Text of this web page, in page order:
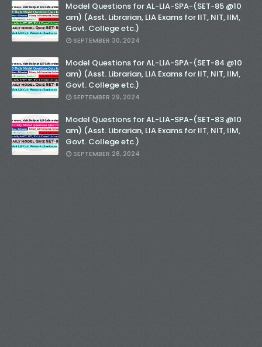
Model Questions for AL-LIA-SPA-(SET-85 @10
am) (Asst. Librarian, LIA Exams for IIT, NIT, IIM,
Govt. College etc.)
SEPTEMBER 30, 2024
Model Questions for AL-LIA-SPA-(SET-84 @10
am) (Asst. Librarian, LIA Exams for IIT, NIT, IIM,
Govt. College etc.)
SEPTEMBER 29, 2024
Model Questions for AL-LIA-SPA-(SET-83 @10
am) (Asst. Librarian, LIA Exams for IIT, NIT, IIM,
Govt. College etc.)
SEPTEMBER 28, 2024